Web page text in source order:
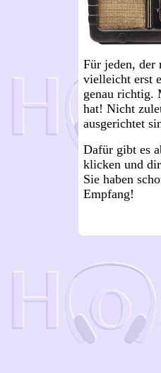
Für jeden,
vielleicht erst
genau richtig.
hat! Nicht
ausgerichtet
Dafür gibt es
klicken und
Sie haben
Empfang!